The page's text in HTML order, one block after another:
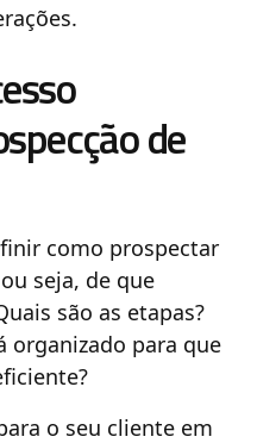
de
como prospectar
seja, de que
são as etapas?
organizado para que
o seu cliente em